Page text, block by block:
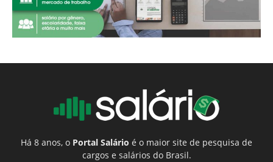
Há 8 anos, o Portal Salário é o maior site de pesquisa de
cargos e salários do Brasil.